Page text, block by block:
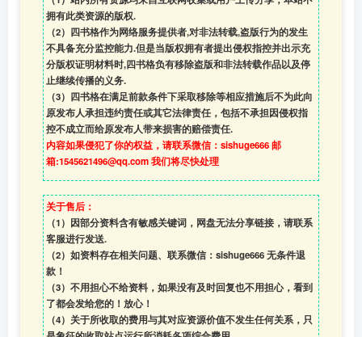
拥有此类资源的版权.
（2）四书格作为网络服务提供者,对非法转载,盗版行为的发生
不具备充分监控能力.但是当版权拥有者提出侵权指控并出示充
分版权证明材料时,四书格负有移除盗版和非法转载作品以及停
止继续传播的义务.
（3）四书格在满足前款条件下采取移除等相应措施后不为此向
原发布人承担违约责任或其它法律责任，包括不承担因侵权指
控不成立而给原发布人带来损害的赔偿责任.
内容如果侵犯了你的权益，请联系微信：sishuge666 邮
箱:1545621496@qq.com 我们将尽快处理
关于售后：
（1）因部分资料含有敏感关键词，网盘无法分享链接，请联系
客服进行发送.
（2）如资料存在相关问题、联系微信：sishuge666 无条件退
款！
（3） 不用担心不给资料，如果没有及时回复也不用担心，看到
了都会发给您的！放心！
（4） 关于所收取的费用与其对应资源价值不发生任何关系，只